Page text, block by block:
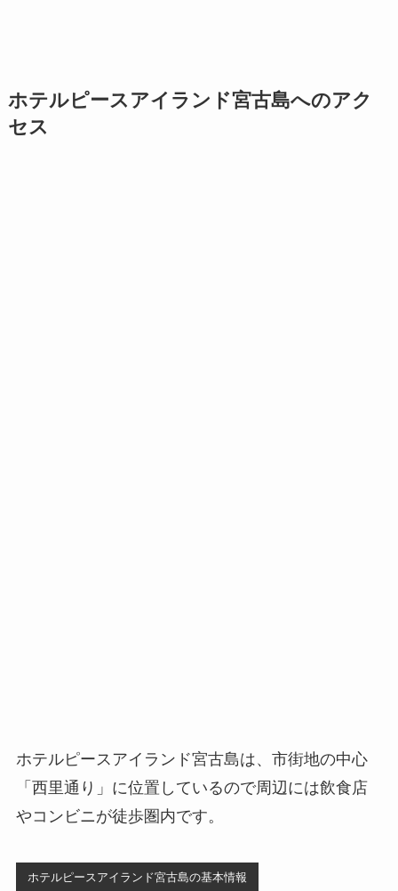
ホテルピースアイランド宮古島へのアク
セス
ホテルピースアイランド宮古島は、市街地の中心
「西里通り」に位置しているので周辺には飲食店
やコンビニが徒歩圏内です。
ホテルピースアイランド宮古島の基本情報